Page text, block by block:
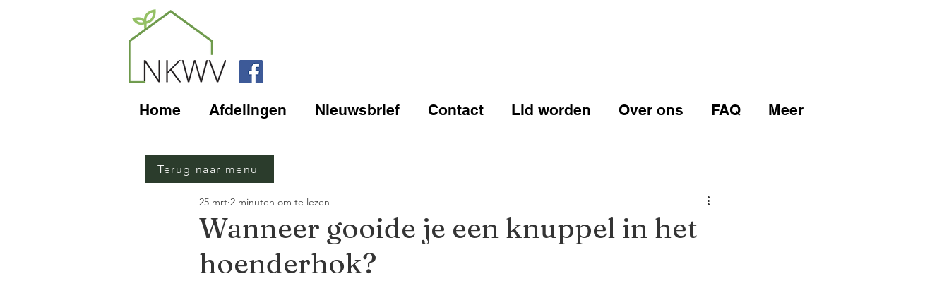
Home Afdelingen Nieuwsbrief Contact Lid worden Over ons FAQ Meer
Wanneer gooide je een knuppel in het
hoenderhok?
25 mrt 2 minuten om te lezen
Terug naar menu